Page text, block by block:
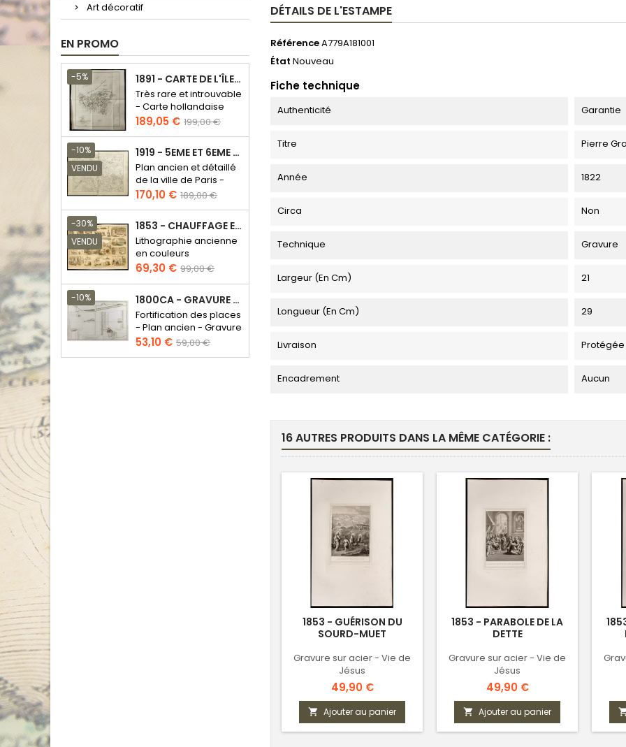
Art décoratif
EN PROMO
-5% 1891 - CARTE DE L'ÎLE DE BORNÉO
Très rare et introuvable
- Carte hollandaise
Prix
189,05 € Prix
de
base
199,00 €
-10%
VENDU
1919 - 5EME ET 6EME ARRONDISSEMENT DE PARIS
Plan ancien et détaillé
de la ville de Paris -
Odéon - Sorbonne
Prix
170,10 € Prix
de
base
189,00 €
-30%
VENDU
1853 - CHAUFFAGE ET ÉCLAIRAGE (LITHOGRAPHIE)
Lithographie ancienne
en couleurs
Prix
69,30 € Prix
de
base
99,00 €
-10% 1800CA - GRAVURE ARCHITECTURE MILITAIRE - ATTAQUE ET DÉFENSE
Fortification des places
- Plan ancien - Gravure
en taille douce
Prix
53,10 € Prix
de
59,00 €
DÉTAILS DE L'ESTAMPE
RéférenceA779A181001
État Nouveau
Fiche technique
Authenticité Garantie
Titre Pierre
Année 1822
Circa Non
Technique Gravure
Largeur (en Cm) 21
Longueur (en Cm) 29
Livraison Protégée
Encadrement Aucun
16 AUTRES PRODUITS DANS LA MÊME CATÉGORIE :
1853 - GUÉRISON DU
SOURD-MUET
Gravure sur acier - Vie de
Jésus
Prix
49,90 €
 Ajouter au panier
1853 - PARABOLE DE LA
DETTE
Gravure sur acier - Vie de
Jésus
Prix
49,90 €
 Ajouter au panier